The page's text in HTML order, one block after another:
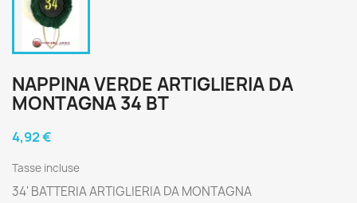
NAPPINA VERDE ARTIGLIERIA DA
MONTAGNA 34 BT
4,92 €
Tasse incluse
34' BATTERIA ARTIGLIERIA DA MONTAGNA